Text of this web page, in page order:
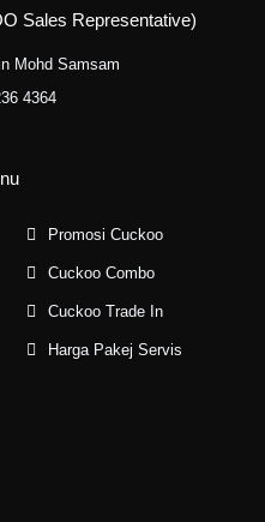
Sales Representative)
Mohd Samsam
4364
Promosi Cuckoo
Cuckoo Combo
Cuckoo Trade In
Harga Pakej Servis